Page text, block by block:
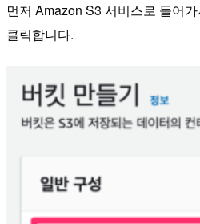
먼저 Amazon S3 서비스로 들어
클릭합니다.